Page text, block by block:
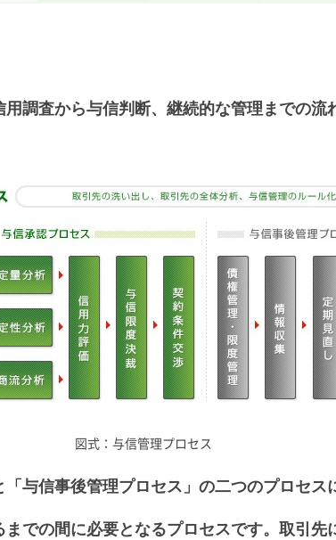
調査から与信判断、継続的な管理までの
図式：与信管理プロセス
与信事後管理プロセス」の二つのプロセス
での間に必要となるプロセスです。取引